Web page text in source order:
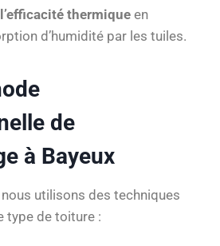
thermique en
d’humidité par les tuiles.
de
à Bayeux
utilisons des techniques
type de toiture :